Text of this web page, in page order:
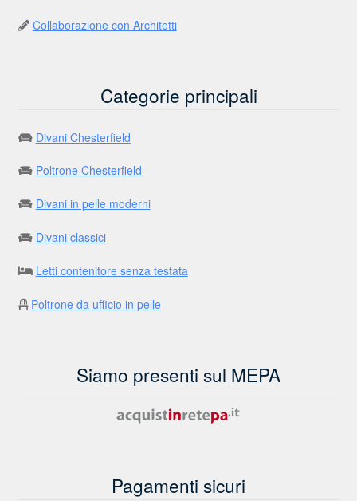
Collaborazione con Architetti
Categorie principali
Divani Chesterfield
Poltrone Chesterfield
Divani in pelle moderni
Divani classici
Letti contenitore senza testata
Poltrone da ufficio in pelle
Siamo presenti sul MEPA
Pagamenti sicuri